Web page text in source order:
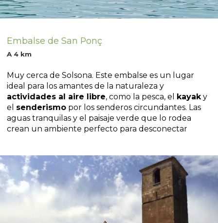
Embalse de San Ponç
A 4 km
Muy cerca de Solsona. Este embalse es un lugar
ideal para los amantes de la naturaleza y
actividades al aire libre, como la pesca, el kayak y
el senderismo por los senderos circundantes. Las
aguas tranquilas y el paisaje verde que lo rodea
crean un ambiente perfecto para desconectar